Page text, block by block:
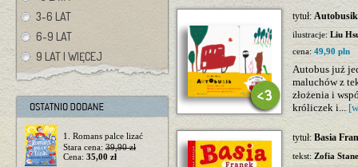
3-6 LAT
6-9 LAT
9 LAT I WIĘCEJ
1. Romans palce lizać
Stara cena: 39,90 zł
Cena: 35,00 zł
tytuł:Autobusik
ilustracje: Liu
cena: 49,90 pln
Autobus już
maluchów z
złożenia i
króliczek i...
tytuł: Basia
tekst: Zofia